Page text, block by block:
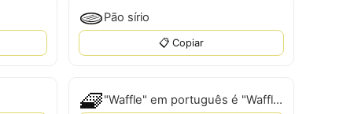
🫓Pão sírio
📋 Copiar
🧇 "Waffle" em português é "Waffle".